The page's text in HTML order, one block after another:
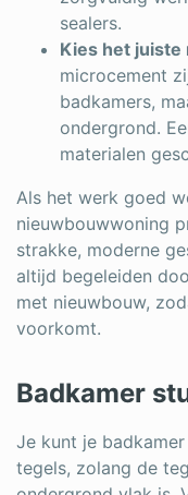
sealers.
Kies het juiste
microcement
badkamers,
ondergrond.
materialen
Als het werk goed
nieuwbouwwoning
strakke, moderne
altijd begeleiden
met nieuwbouw,
voorkomt.
Badkamer
Je kunt je
tegels, zolang de